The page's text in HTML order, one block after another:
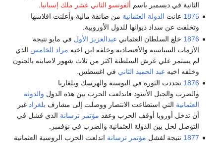
الثانية في ديسمبر باسم ألفونسو الثاني عشر ملك إسبانيا
1875 عانت الدولة العثمانية من ضائقة مالية وأعلنت افلاسها
وتخلفت عن سداد ديوانها للدول الأوروبية.
1876 خلع السلطان العثماني عبدالعزيز الأول في مايو نتيجة
الأزمات السياسية والأقتصادية وخلفه ابن اخيه مراد الخامس الذي
لم يستمر علي عرش السلطنة اكثر من ثلاث شهور لاصابته بالجنون
وخلفه اخيه عبد الحميد الثاني في اغسطس.
1876 تجددت الثورة في البوسنة والهرسك وبلغاريا
والصرب والجبل الأسود فاندلعت الحرب بين هذه الدول والدولة
العثمانية التي استطاعت الانتصار ووصلت إلى مشارف بلغراد غير
أن تدخل أوروبا أوقف الحرب وعقد مؤتمر ترسانة الذي فشل في
التوصل لحل بين الدولة العثمانية والصرب في نوفمبر.
1877 نتيجة لفشل مؤتمر ترسانة اندلعت الحرب الروسية العثمانية